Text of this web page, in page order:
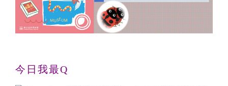
今日我最Q